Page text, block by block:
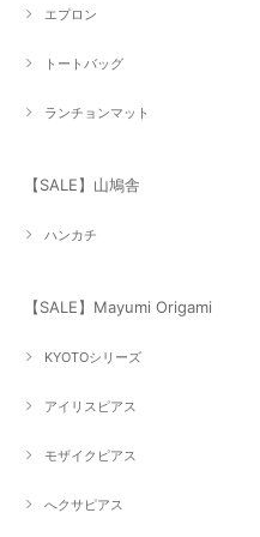
エプロン
トートバッグ
ランチョンマット
【SALE】山鳩舎
ハンカチ
【SALE】Mayumi Origami
KYOTOシリーズ
アイリスピアス
モザイクピアス
へクサピアス